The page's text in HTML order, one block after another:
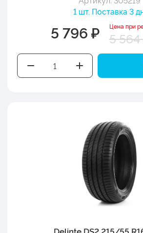
1 шт. Поставка 3
5 796 ₽ Цена при
5 564
Delinte DS2 215/55